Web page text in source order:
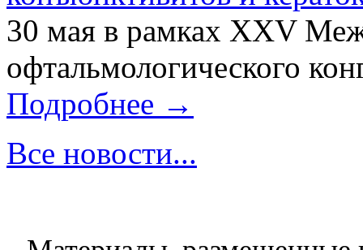
30 мая в рамках XXV
офтальмологического
Подробнее →
Все новости...